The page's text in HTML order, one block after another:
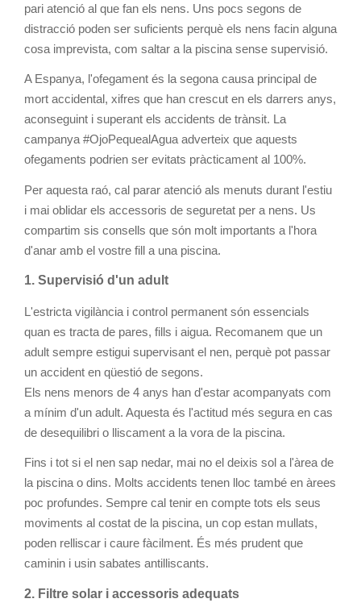
pari atenció al que fan els nens. Uns pocs segons de
distracció poden ser suficients perquè els nens facin alguna
cosa imprevista, com saltar a la piscina sense supervisió.
A Espanya, l'ofegament és la segona causa principal de
mort accidental, xifres que han crescut en els darrers anys,
aconseguint i superant els accidents de trànsit. La
campanya #OjoPequealAgua adverteix que aquests
ofegaments podrien ser evitats pràcticament al 100%.
Per aquesta raó, cal parar atenció als menuts durant l'estiu
i mai oblidar els accessoris de seguretat per a nens. Us
compartim sis consells que són molt importants a l'hora
d'anar amb el vostre fill a una piscina.
1. Supervisió d'un adult
L'estricta vigilància i control permanent són essencials
quan es tracta de pares, fills i aigua. Recomanem que un
adult sempre estigui supervisant el nen, perquè pot passar
un accident en qüestió de segons.
Els nens menors de 4 anys han d'estar acompanyats com
a mínim d'un adult. Aquesta és l'actitud més segura en cas
de desequilibri o lliscament a la vora de la piscina.
Fins i tot si el nen sap nedar, mai no el deixis sol a l'àrea de
la piscina o dins. Molts accidents tenen lloc també en àrees
poc profundes. Sempre cal tenir en compte tots els seus
moviments al costat de la piscina, un cop estan mullats,
poden relliscar i caure fàcilment. És més prudent que
caminin i usin sabates antilliscants.
2. Filtre solar i accessoris adequats